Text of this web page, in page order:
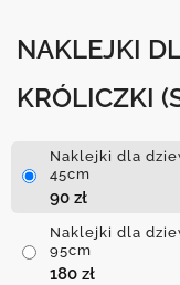
NAKLEJKI
KRÓLICZKI
Naklejki dla
45cm
90 zł
Naklejki dla
95cm
180 zł